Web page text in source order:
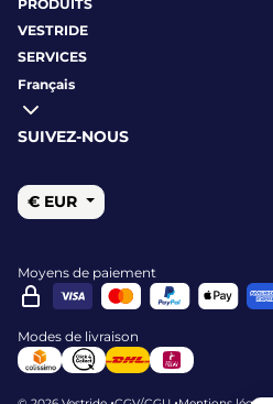
PRODUITS
VESTRIDE
SERVICES
Français
SUIVEZ-NOUS
€ EUR
Moyens de paiement
Modes de livraison